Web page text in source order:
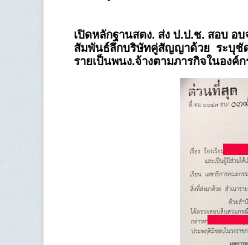
เปิดหลักฐานสตง. ส่ง ป.ป.ช. สอบ อ
สัมพันธ์ลึกบริษัทคู่สัญญาด้วย ระบุชัด
รายเป็นพนง.จ้างตามภารกิจในองค์ก